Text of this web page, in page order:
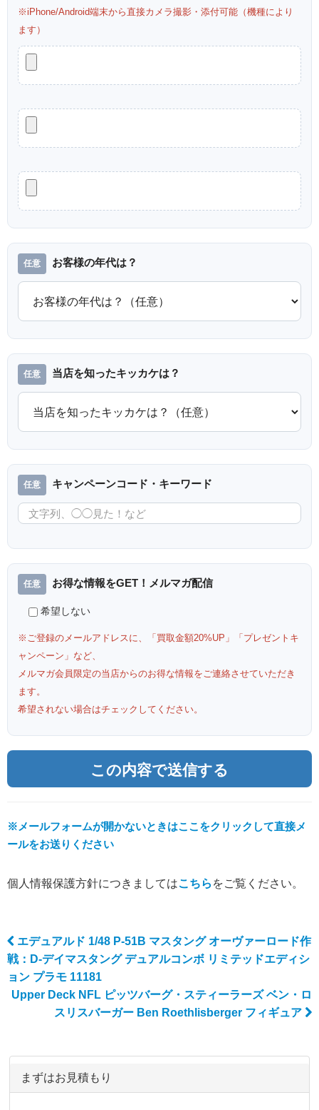
※iPhone/Android端末から直接カメラ撮影・添付可能（機種により
ます）
お客様の年代は？
当店を知ったキッカケは？
キャンペーンコード・キーワード
お得な情報をGET！メルマガ配信
希望しない
※ご登録のメールアドレスに、「買取金額20%UP」「プレゼントキ
ャンペーン」など、
メルマガ会員限定の当店からのお得な情報をご連絡させていただき
ます。
希望されない場合はチェックしてください。
※メールフォームが開かないときはここをクリックして直接メ
ールをお送りください
個人情報保護方針につきましてはこちら をご覧ください。
Post navigation
エデュアルド 1/48 P-51B マスタング オーヴァーロード作
戦：D-デイマスタング デュアルコンボ リミテッドエディシ
ョン プラモ 11181
Upper Deck NFL ピッツバーグ・スティーラーズ ベン・ロ
スリスバーガー Ben Roethlisberger フィギュア
まずはお見積もり